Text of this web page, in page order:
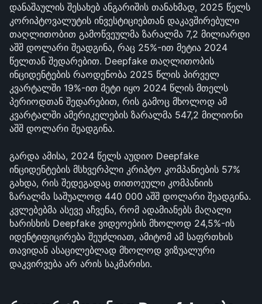
დანაშაულის შესახებ ანგარიშის თანახმად, 2025 წელს
კორიპტოვალუტის ინვესტიციებთან დაკავშირებული
თაღლითობით გამოწვეულმა ზარალმა 7,2 მილიარდი
აშშ დოლარი შეადგინა, რაც 25%-ით მეტია 2024
წელთან შედარებით. Deepfake თაღლითობის
ინციდენტების რაოდენობა 2025 წლის პირველ
კვარტალში 19%-ით მეტი იყო 2024 წლის მთელს
პერიოდთან შედარებით, რის გამოც მხოლოდ ამ
კვარტალში ამერიკელების ზარალმა 547,2 მილიონი
აშშ დოლარი შეადგინა.
გარდა ამისა, 2024 წელს აუდიო Deepfake
ინციდენტების მსხვერპლი კრიპტო კომპანიების 57%
გახდა, რის შედეგადაც თითოეული კომპანიის
ზარალმა საშუალოდ 440 000 აშშ დოლარი შეადგინა.
კვლებებმა ასევე აჩვენა, რომ ადამიანებს მაღალი
ხარისხის Deepfake ვიდეოების მხოლოდ 24,5%-ის
იდენტიფიცირება შეუძლიათ, ამიტომ ამ საფრთხის
თავიდან ასაცილებლად მხოლოდ ვიზუალური
დაკვირვება არ არის საკმარისი.